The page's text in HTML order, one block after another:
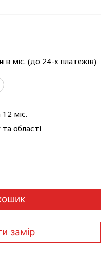
в міс. (до 24-х платежів)
міс.
області
замір